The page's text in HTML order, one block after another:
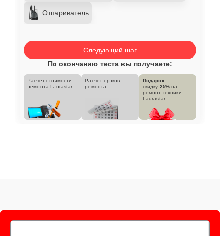
Отпариватель
Следующий шаг
По окончанию теста вы получаете:
Расчет стоимости
ремонта Laurastar
Расчет сроков
ремонта
Подарок:
скидку 25% на
ремонт техники
Laurastar